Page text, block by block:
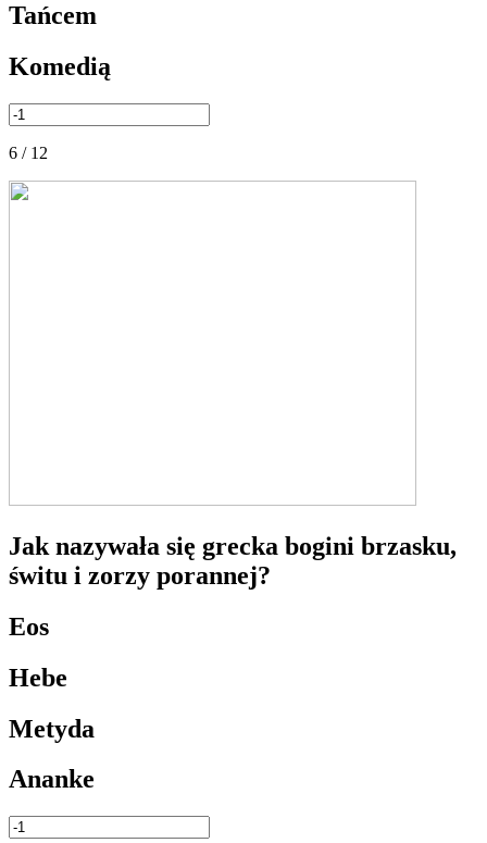
Tańcem
Komedią
6 / 12
Jak nazywała się grecka bogini brzasku,
świtu i zorzy porannej?
Eos
Hebe
Metyda
Ananke